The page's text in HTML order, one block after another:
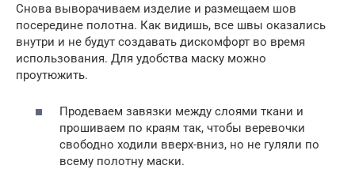
Снова выворачиваем изделие и размещаем шов
посередине полотна. Как видишь, все швы оказались
внутри и не будут создавать дискомфорт во время
использования. Для удобства маску можно
проутюжить.
Продеваем завязки между слоями ткани и
прошиваем по краям так, чтобы веревочки
свободно ходили вверх-вниз, но не гуляли по
всему полотну маски.